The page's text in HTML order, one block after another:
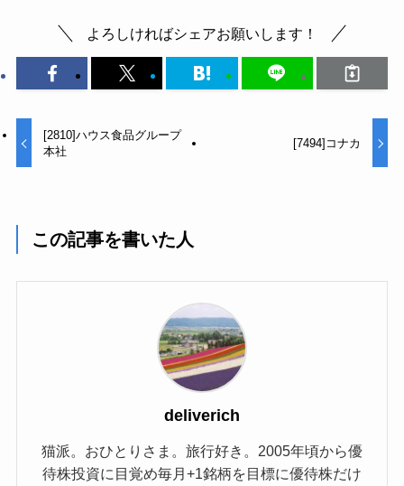
よろしければシェアお願いします！
[2810]ハウス食品グループ
本社
[7494]コナカ
この記事を書いた人
deliverich
猫派。おひとりさま。旅行好き。2005年頃から優
待株投資に目覚め毎月+1銘柄を目標に優待株だけ